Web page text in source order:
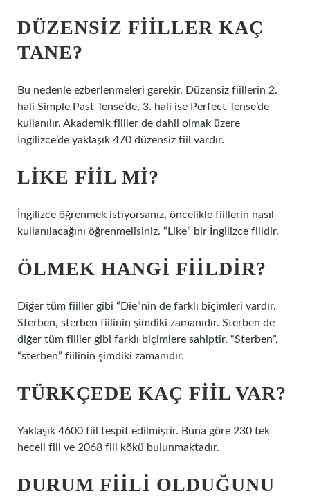
DÜZENSIZ FIILLER KAÇ
TANE?
Bu nedenle ezberlenmeleri gerekir. Düzensiz fiillerin 2.
hali Simple Past Tense’de, 3. hali ise Perfect Tense’de
kullanılır. Akademik fiiller de dahil olmak üzere
İngilizce’de yaklaşık 470 düzensiz fiil vardır.
LIKE FIIL MI?
İngilizce öğrenmek istiyorsanız, öncelikle fiillerin nasıl
kullanılacağını öğrenmelisiniz. “Like” bir İngilizce fiildir.
ÖLMEK HANGI FIILDIR?
Diğer tüm fiiller gibi “Die”nin de farklı biçimleri vardır.
Sterben, sterben fiilinin şimdiki zamanıdır. Sterben de
diğer tüm fiiller gibi farklı biçimlere sahiptir. “Sterben”,
“sterben” fiilinin şimdiki zamanıdır.
TÜRKÇEDE KAÇ FIIL VAR?
Yaklaşık 4600 fiil tespit edilmiştir. Buna göre 230 tek
heceli fiil ve 2068 fiil kökü bulunmaktadır.
DURUM FIILI OLDUĞUNU